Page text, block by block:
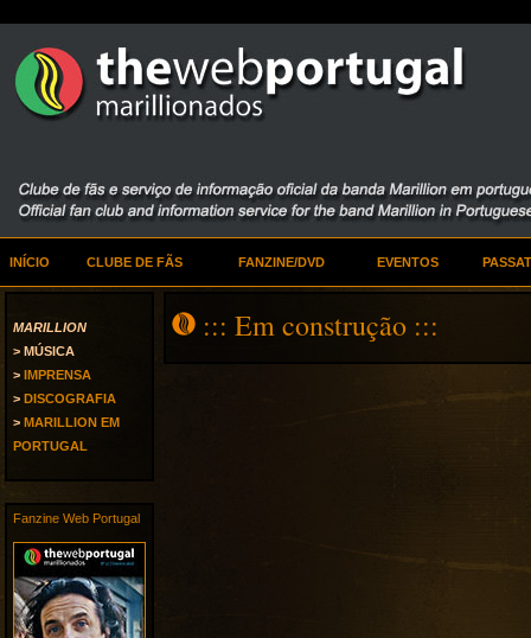
INÍCIO CLUBE DE FÃS FANZINE/DVD EVENTOS
MARILLION
> MÚSICA
> IMPRENSA
> DISCOGRAFIA
> MARILLION EM
PORTUGAL
Fanzine Web Portugal
::: Em construção :::